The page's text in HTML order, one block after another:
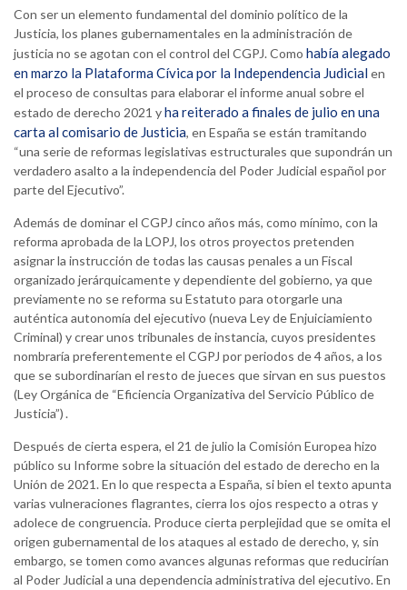
Con ser un elemento fundamental del dominio político de la
Justicia, los planes gubernamentales en la administración de
justicia no se agotan con el control del CGPJ. Como había alegado
en marzo la Plataforma Cívica por la Independencia Judicial en
el proceso de consultas para elaborar el informe anual sobre el
estado de derecho 2021 yha reiterado a finales de julio en una
carta al comisario de Justicia, en España se están tramitando
“una serie de reformas legislativas estructurales que supondrán un
verdadero asalto a la independencia del Poder Judicial español por
parte del Ejecutivo”.
Además de dominar el CGPJ cinco años más, como mínimo, con la
reforma aprobada de la LOPJ, los otros proyectos pretenden
asignar la instrucción de todas las causas penales a un Fiscal
organizado jerárquicamente y dependiente del gobierno, ya que
previamente no se reforma su Estatuto para otorgarle una
auténtica autonomía del ejecutivo (nueva Ley de Enjuiciamiento
Criminal) y crear unos tribunales de instancia, cuyos presidentes
nombraría preferentemente el CGPJ por periodos de 4 años, a los
que se subordinarían el resto de jueces que sirvan en sus puestos
(Ley Orgánica de “Eficiencia Organizativa del Servicio Público de
Justicia”).
Después de cierta espera, el 21 de julio la Comisión Europea hizo
público su Informe sobre la situación del estado de derecho en la
Unión de 2021. En lo que respecta a España, si bien el texto apunta
varias vulneraciones flagrantes, cierra los ojos respecto a otras y
adolece de congruencia. Produce cierta perplejidad que se omita el
origen gubernamental de los ataques al estado de derecho, y, sin
embargo, se tomen como avances algunas reformas que reducirían
al Poder Judicial a una dependencia administrativa del ejecutivo. En